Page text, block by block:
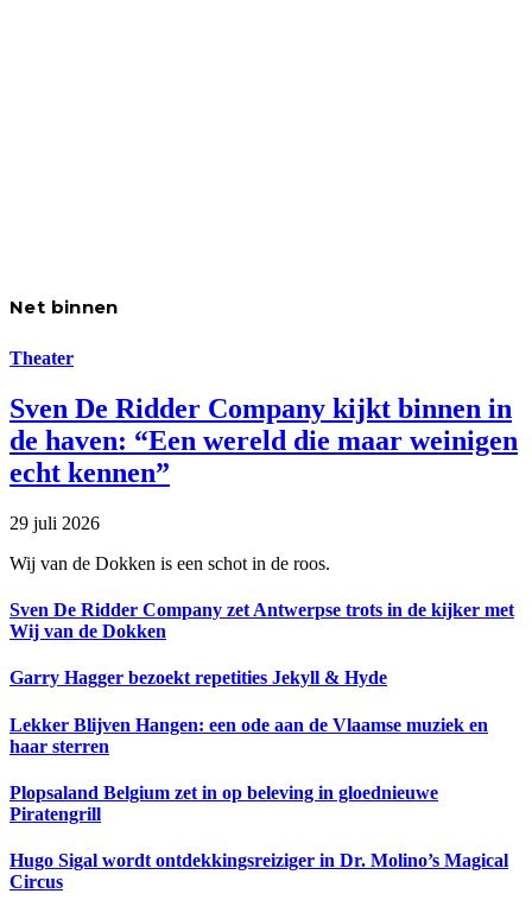
Net binnen
Theater
Sven De Ridder Company kijkt binnen in
de haven: “Een wereld die maar weinigen
echt kennen”
29 juli 2026
Wij van de Dokken is een schot in de roos.
Sven De Ridder Company zet Antwerpse trots in de kijker met
Wij van de Dokken
Garry Hagger bezoekt repetities Jekyll & Hyde
Lekker Blijven Hangen: een ode aan de Vlaamse muziek en
haar sterren
Plopsaland Belgium zet in op beleving in gloednieuwe
Piratengrill
Hugo Sigal wordt ontdekkingsreiziger in Dr. Molino’s Magical
Circus